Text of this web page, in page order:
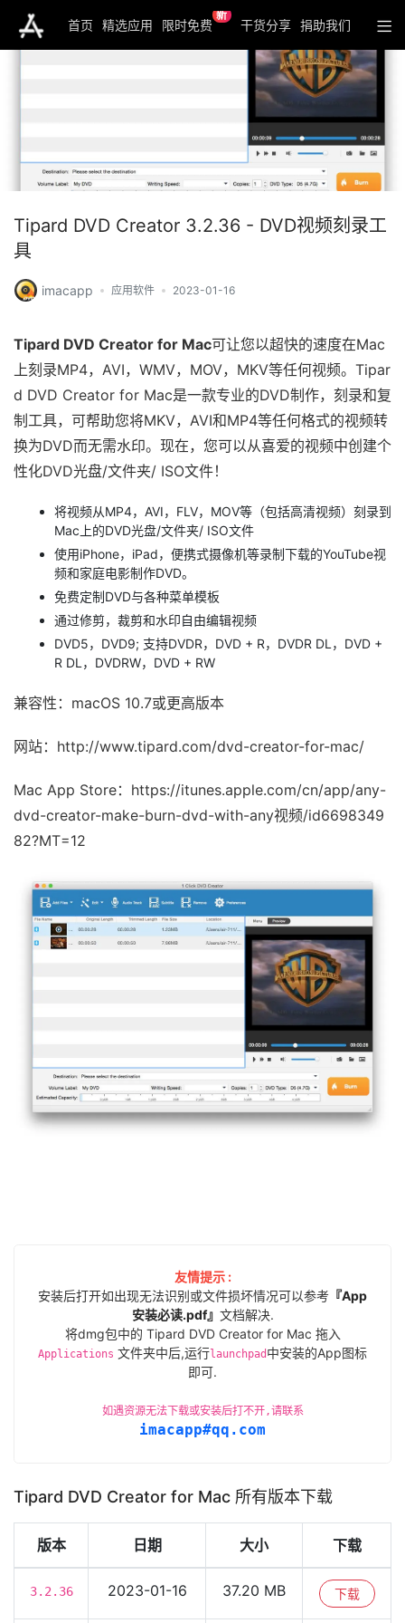
首页 精选应用 限时免费
新
干货分享 捐助我们
Tipard DVD Creator 3.2.36 - DVD视频刻录工
具
imacapp 应用软件 2023-01-16
Tipard DVD Creator for Mac可让您以超快的速度在Mac
上刻录MP4，AVI，WMV，MOV，MKV等任何视频。Tipar
d DVD Creator for Mac是一款专业的DVD制作，刻录和复
制工具，可帮助您将MKV，AVI和MP4等任何格式的视频转
换为DVD而无需水印。现在，您可以从喜爱的视频中创建个
性化DVD光盘/文件夹/ ISO文件！
将视频从MP4，AVI，FLV，MOV等（包括高清视频）刻录到
Mac上的DVD光盘/文件夹/ ISO文件
使用iPhone，iPad，便携式摄像机等录制下载的YouTube视
频和家庭电影制作DVD。
免费定制DVD与各种菜单模板
通过修剪，裁剪和水印自由编辑视频
DVD5，DVD9; 支持DVDR，DVD + R，DVDR DL，DVD +
R DL，DVDRW，DVD + RW
兼容性：macOS 10.7或更高版本
网站：http://www.tipard.com/dvd-creator-for-mac/
Mac App Store：https://itunes.apple.com/cn/app/any-
dvd-creator-make-burn-dvd-with-any视频/id6698349
82?MT=12
友情提示 :
安装后打开如出现无法识别或文件损坏情况可以参考 『App
安装必读.pdf』 文档解决.
将dmg包中的 Tipard DVD Creator for Mac 拖入
Applications 文件夹中后,运行launchpad 中安装的App图标
即可.
如遇资源无法下载或安装后打不开,请联系
imacapp#qq.com
Tipard DVD Creator for Mac 所有版本下载
版本 日期 大小 下载
3.2.36 2023-01-16 37.20 MB 下载